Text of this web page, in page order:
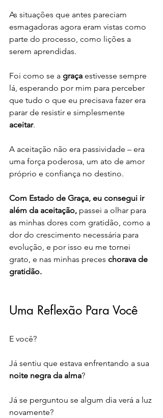
As situações que antes pareciam
esmagadoras agora eram vistas como
parte do processo, como lições a
serem aprendidas.
Foi como se a graça estivesse sempre
lá, esperando por mim para perceber
que tudo o que eu precisava fazer era
parar de resistir e simplesmente
aceitar.
A aceitação não era passividade – era
uma força poderosa, um ato de amor
próprio e confiança no destino.
Com Estado de Graça, eu consegui ir
além da aceitação, passei a olhar para
as minhas dores com gratidão, como a
dor do crescimento necessária para
evolução, e por isso eu me tornei
grato, e nas minhas preces chorava de
gratidão.
Uma Reflexão Para Você
E você?
Já sentiu que estava enfrentando a sua
noite negra da alma?
Já se perguntou se algum dia verá a luz
novamente?